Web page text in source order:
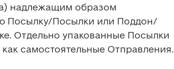
надлежащим образом
Посылку/Посылки или Поддон/
Отдельно упакованные Посылки
самостоятельные Отправления.